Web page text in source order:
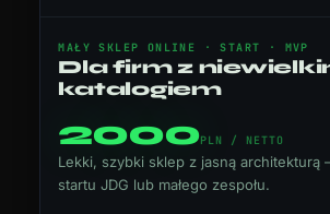
MAŁY SKLEP ONLINE · START · MVP
Dla firm z
katalogiem
2000PLN / NETTO
Lekki, szybki sklep z jasną architekturą
startu JDG lub małego zespołu.